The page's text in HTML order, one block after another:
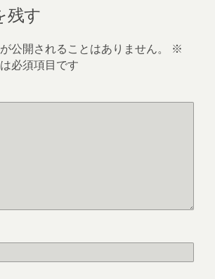
残す
公開されることはありません。
※
必須項目です